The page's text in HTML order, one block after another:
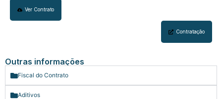
Portal de Privacidade
Ver Contrato
Contratação
Outras informações
Fiscal do Contrato
Aditivos